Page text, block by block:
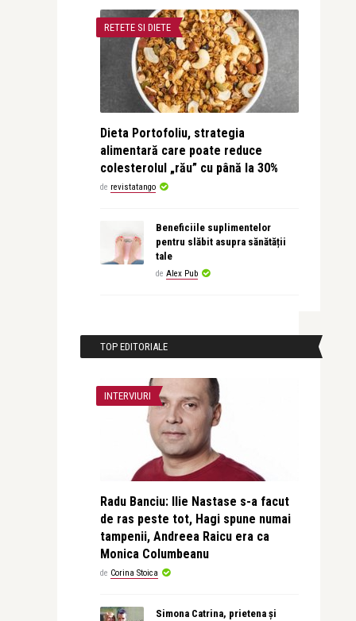
RETETE SI DIETE
Dieta Portofoliu, strategia
alimentară care poate reduce
colesterolul „rău” cu până la 30%
de revistatango
Beneficiile suplimentelor
pentru slăbit asupra sănătății
tale
de Alex Pub
TOP EDITORIALE
INTERVIURI
Radu Banciu: Ilie Nastase s-a facut
de ras peste tot, Hagi spune numai
tampenii, Andreea Raicu era ca
Monica Columbeanu
de Corina Stoica
Simona Catrina, prietena și